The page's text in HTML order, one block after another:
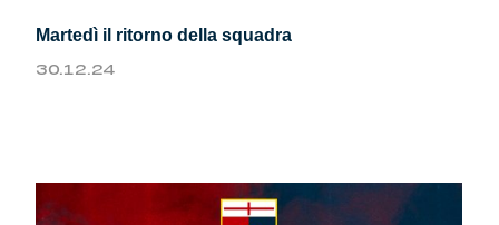
Isolani x Genoa
Martedì il ritorno della squadra
30.12.24